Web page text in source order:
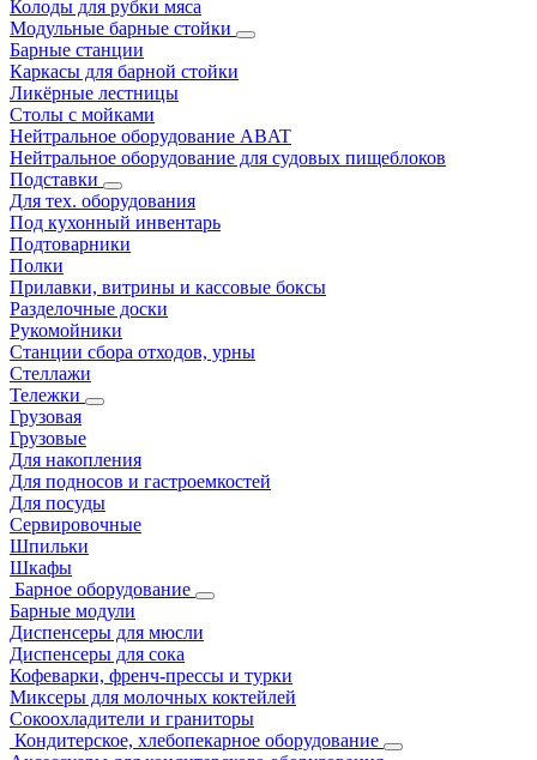
Колоды для рубки мяса
Модульные барные стойки
Барные станции
Каркасы для барной стойки
Ликёрные лестницы
Столы с мойками
Нейтральное оборудование ABAT
Нейтральное оборудование для судовых пищеблоков
Подставки
Для тех. оборудования
Под кухонный инвентарь
Подтоварники
Полки
Прилавки, витрины и кассовые боксы
Разделочные доски
Рукомойники
Станции сбора отходов, урны
Стеллажи
Тележки
Грузовая
Грузовые
Для накопления
Для подносов и гастроемкостей
Для посуды
Сервировочные
Шпильки
Шкафы
Барное оборудование
Барные модули
Диспенсеры для мюсли
Диспенсеры для сока
Кофеварки, френч-прессы и турки
Миксеры для молочных коктейлей
Сокоохладители и граниторы
Кондитерское, хлебопекарное оборудование